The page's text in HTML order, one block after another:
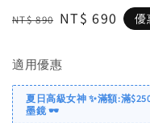
Regular
NT$ 890 Sale
NT$ 690 優
適用優惠
夏日高級女神 ✨滿額:滿
墨鏡 🕶️